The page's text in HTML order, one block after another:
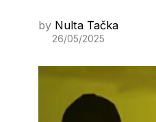
by Nulta Tačka
26/05/2025